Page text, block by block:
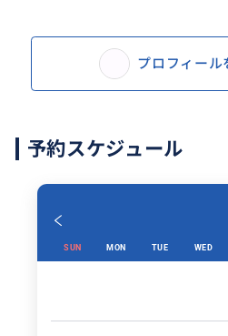
プロフィール
予約スケジュール
SUN MON TUE WED